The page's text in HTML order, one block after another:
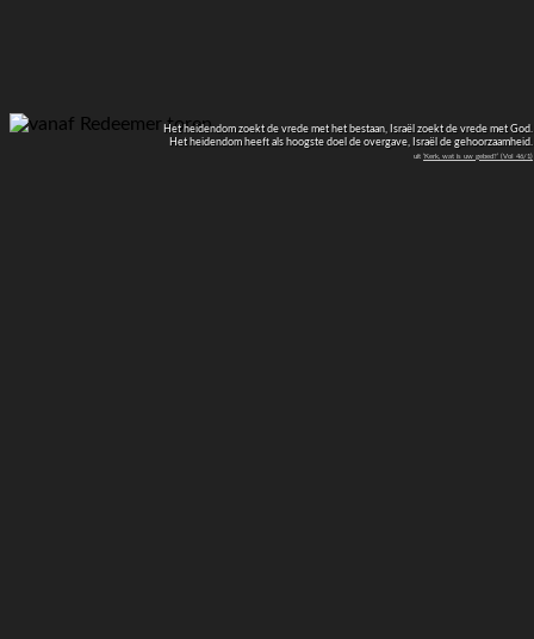
Het heidendom zoekt de vrede met het bestaan, Israël zoekt de vrede met God.
Het heidendom heeft als hoogste doel de overgave, Israël de gehoorzaamheid.
uit‘Kerk, wat is uw gebed?’ (VoI 46/1)